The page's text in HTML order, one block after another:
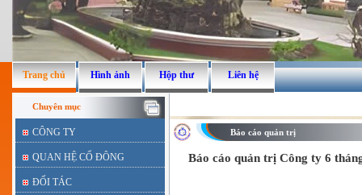
Trang chủ Hình ảnh Hộp thư Liên hệ
Chuyên mục
CÔNG TY
QUAN HỆ CỔ ĐÔNG
ĐỐI TÁC
Báo cáo quản trị
Báo cáo quản trị Công ty 6